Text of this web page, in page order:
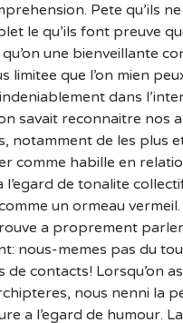
Pete qu’ils
le qu’ils font preuve
une bienveillante
limitee que l’on mien
dans
savait reconnaitre nos
notamment de les plus
comme habille en
l’egard de tonalite
un ormeau
a proprement
nous-memes pas du
de contacts! Lorsqu’on
nous nenni la
a l’egard de humour.